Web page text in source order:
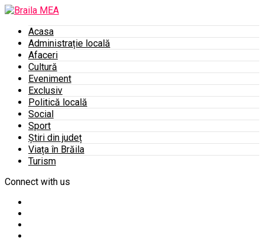
Acasa
Administrație locală
Afaceri
Cultură
Eveniment
Exclusiv
Politică locală
Social
Sport
Știri din județ
Viața în Brăila
Turism
Connect with us